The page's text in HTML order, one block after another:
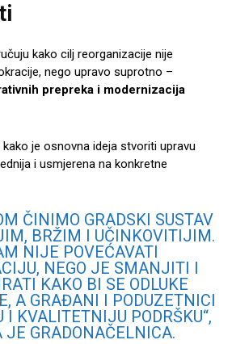
kako cilj reorganizacije nije
nego upravo suprotno –
prepreka i modernizacija
je osnovna ideja stvoriti upravu
i usmjerena na konkretne
ČINIMO GRADSKI SUSTAV
BRŽIM I UČINKOVITIJIM.
NIJE POVEĆAVATI
NEGO JE SMANJITI I
KAKO BI SE ODLUKE
A GRAĐANI I PODUZETNICI
KVALITETNIJU PODRŠKU“,
JE GRADONAČELNICA.